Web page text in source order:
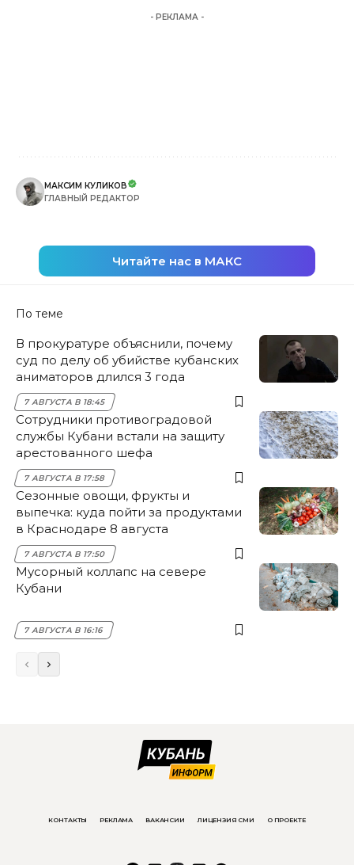
- РЕКЛАМА -
МАКСИМ КУЛИКОВ
ГЛАВНЫЙ РЕДАКТОР
Читайте нас в МАКС
По теме
В прокуратуре объяснили, почему
суд по делу об убийстве кубанских
аниматоров длился 3 года
7 АВГУСТА В 18:45
Сотрудники противоградовой
службы Кубани встали на защиту
арестованного шефа
7 АВГУСТА В 17:58
Сезонные овощи, фрукты и
выпечка: куда пойти за продуктами
в Краснодаре 8 августа
7 АВГУСТА В 17:50
Мусорный коллапс на севере
Кубани
7 АВГУСТА В 16:16
КОНТАКТЫ РЕКЛАМА ВАКАНСИИ ЛИЦЕНЗИЯ СМИ О ПРОЕКТЕ